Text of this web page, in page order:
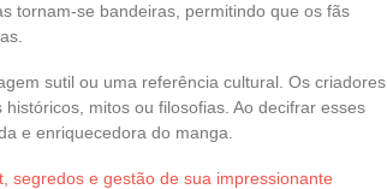
tornam-se bandeiras, permitindo que os fãs
sutil ou uma referência cultural. Os criadores
mitos ou filosofias. Ao decifrar esses
e enriquecedora do manga.
segredos e gestão de sua impressionante